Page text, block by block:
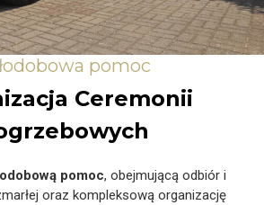
pomoc
Ceremonii
pomoc, obejmującą odbiór i
oraz kompleksową organizację